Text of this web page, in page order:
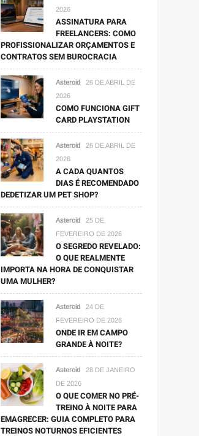
2026
ASSINATURA PARA
FREELANCERS: COMO
PROFISSIONALIZAR ORÇAMENTOS E
CONTRATOS SEM BUROCRACIA
Asteroid
26 DE ABRIL DE
2026
COMO FUNCIONA GIFT
CARD PLAYSTATION
Asteroid
26 DE ABRIL DE
2026
A CADA QUANTOS
DIAS É RECOMENDADO
DEDETIZAR UM PET SHOP?
Asteroid
25 DE
FEVEREIRO DE 2026
O SEGREDO REVELADO:
O QUE REALMENTE
IMPORTA NA HORA DE CONQUISTAR
UMA MULHER?
Asteroid
24 DE
FEVEREIRO DE 2026
ONDE IR EM CAMPO
GRANDE À NOITE?
Asteroid
28 DE JANEIRO
DE 2026
O QUE COMER NO PRÉ-
TREINO À NOITE PARA
EMAGRECER: GUIA COMPLETO PARA
TREINOS NOTURNOS EFICIENTES